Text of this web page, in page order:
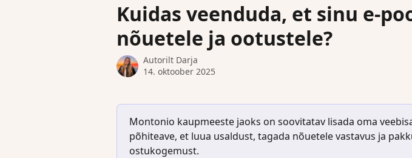
Kuidas veenduda, et sinu e-
nõuetele ja ootustele?
Autorilt Darja
14. oktoober 2025
Montonio kaupmeeste jaoks on soovitatav lisada oma
põhiteave, et luua usaldust, tagada nõuetele vastavus ja
ostukogemust.